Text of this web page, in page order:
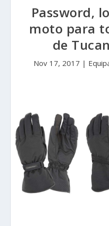
Password,
moto para
de
Nov 17, 2017 |